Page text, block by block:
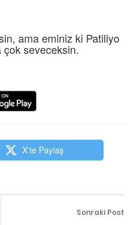
ama eminiz ki Patiliyo
çok seveceksin.
X'te Paylaş
Sonraki Post